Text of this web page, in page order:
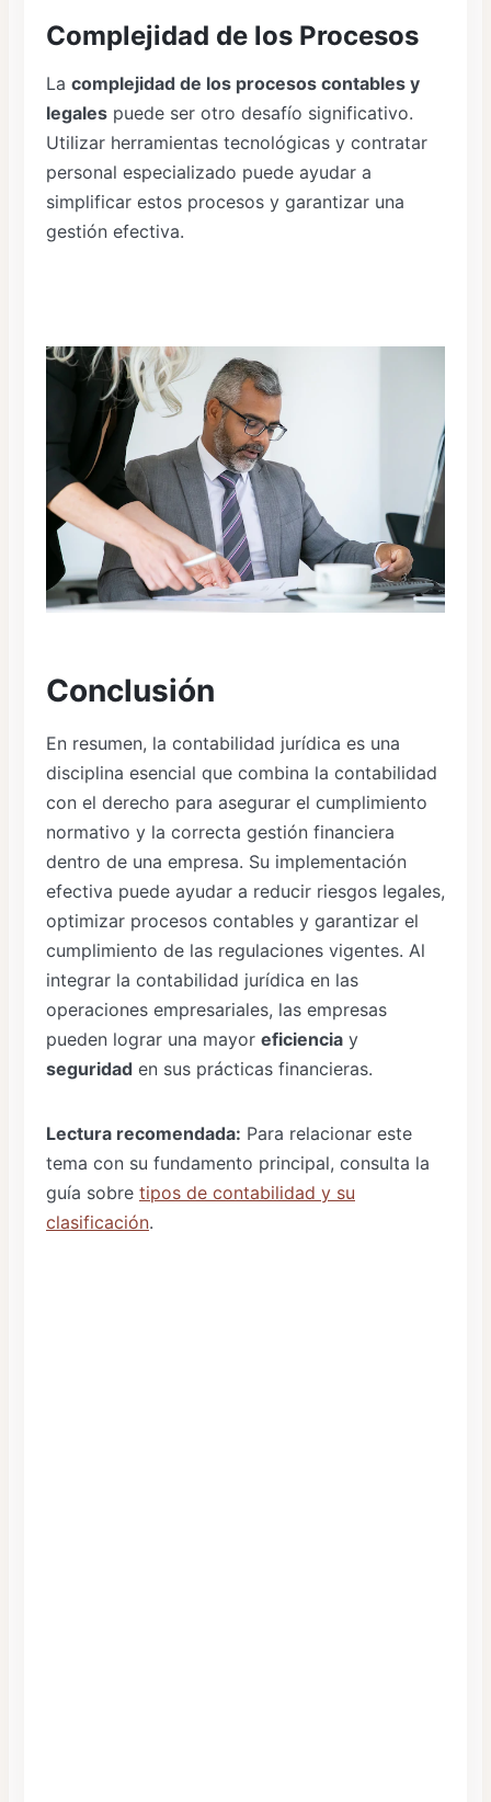
Complejidad de los Procesos
La complejidad de los procesos contables y
legales puede ser otro desafío significativo.
Utilizar herramientas tecnológicas y contratar
personal especializado puede ayudar a
simplificar estos procesos y garantizar una
gestión efectiva.
Conclusión
En resumen, la contabilidad jurídica es una
disciplina esencial que combina la contabilidad
con el derecho para asegurar el cumplimiento
normativo y la correcta gestión financiera
dentro de una empresa. Su implementación
efectiva puede ayudar a reducir riesgos legales,
optimizar procesos contables y garantizar el
cumplimiento de las regulaciones vigentes. Al
integrar la contabilidad jurídica en las
operaciones empresariales, las empresas
pueden lograr una mayor eficiencia y
seguridad en sus prácticas financieras.
Lectura recomendada: Para relacionar este
tema con su fundamento principal, consulta la
guía sobre tipos de contabilidad y su
clasificación.